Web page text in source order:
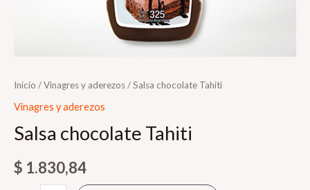
Inicio /Vinagres y aderezos/ Salsa chocolate Tahiti
Vinagres y aderezos
Salsa chocolate Tahiti
$ 1.830,84